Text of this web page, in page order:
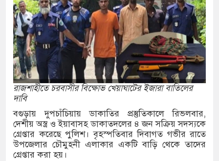
ওমানে ৫ হাজার শ্রমিক
সেনা নিহত, সীমান্তে
অভিযোগে
লুকানো সোয়া কোটি
রাজশাহীতে চরবাসীর বিক্ষোভ খেয়াঘাটের ইজারা বাতিলের
দাবি
বগুড়ায় দুপচাঁচিয়ায় ডাকাতির প্রস্তুতিকালে রিভলবার,
দেশীয় অস্ত্র ও ইয়াবাসহ ডাকাতদলের ৪ জন সক্রিয় সদস্যকে
গ্রেপ্তার করেছে পুলিশ। বৃহস্পতিবার দিবাগত গভীর রাতে
উপজেলার চৌমুহনী এলাকার একটি বাড়ি থেকে তাদের
গ্রেপ্তার করা হয়।